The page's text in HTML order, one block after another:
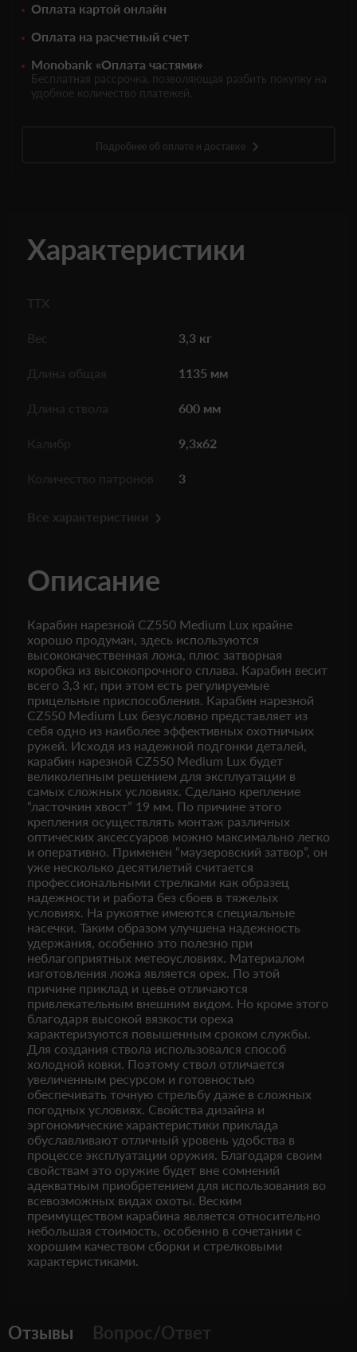
Оплата картой онлайн
Оплата на расчетный счет
Monobank «Оплата частями»
Бесплатная рассрочка, позволяющая разбить покупку на
удобное количество платежей.
Подробнее об оплате и доставке
Характеристики
ТТХ
Вес 3,3 кг
Длина общая 1135 мм
Длина ствола 600 мм
Калибр 9,3x62
Количество патронов 3
Все характеристики
Описание
Карабин нарезной CZ550 Medium Lux крайне
хорошо продуман, здесь используются
высококачественная ложа, плюс затворная
коробка из высокопрочного сплава. Карабин весит
всего 3,3 кг, при этом есть регулируемые
прицельные приспособления. Карабин нарезной
CZ550 Medium Lux безусловно представляет из
себя одно из наиболее эффективных охотничьих
ружей. Исходя из надежной подгонки деталей,
карабин нарезной CZ550 Medium Lux будет
великолепным решением для эксплуатации в
самых сложных условиях. Сделано крепление
“ласточкин хвост” 19 мм. По причине этого
крепления осуществлять монтаж различных
оптических аксессуаров можно максимально легко
и оперативно. Применен “маузеровский затвор”, он
уже несколько десятилетий считается
профессиональными стрелками как образец
надежности и работа без сбоев в тяжелых
условиях. На рукоятке имеются специальные
насечки. Таким образом улучшена надежность
удержания, особенно это полезно при
неблагоприятных метеоусловиях. Материалом
изготовления ложа является орех. По этой
причине приклад и цевье отличаются
привлекательным внешним видом. Но кроме этого
благодаря высокой вязкости ореха
характеризуются повышенным сроком службы.
Для создания ствола использовался способ
холодной ковки. Поэтому ствол отличается
увеличенным ресурсом и готовностью
обеспечивать точную стрельбу даже в сложных
погодных условиях. Свойства дизайна и
эргономические характеристики приклада
обуславливают отличный уровень удобства в
процессе эксплуатации оружия. Благодаря своим
свойствам это оружие будет вне сомнений
адекватным приобретением для использования во
всевозможных видах охоты. Веским
преимуществом карабина является относительно
небольшая стоимость, особенно в сочетании с
хорошим качеством сборки и стрелковыми
характеристиками.
Отзывы Вопрос/Ответ